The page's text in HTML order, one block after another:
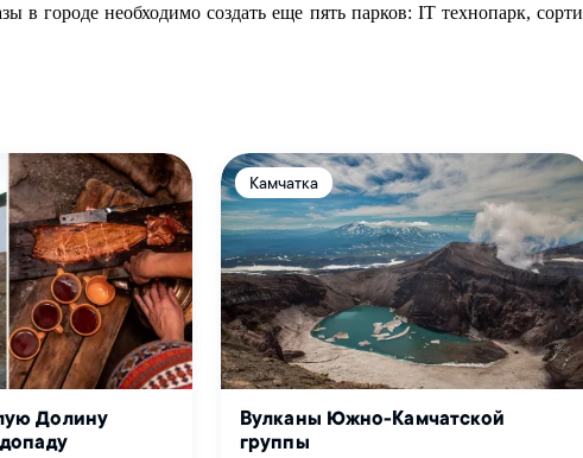
городе необходимо создать еще пять парков: IT технопарк,